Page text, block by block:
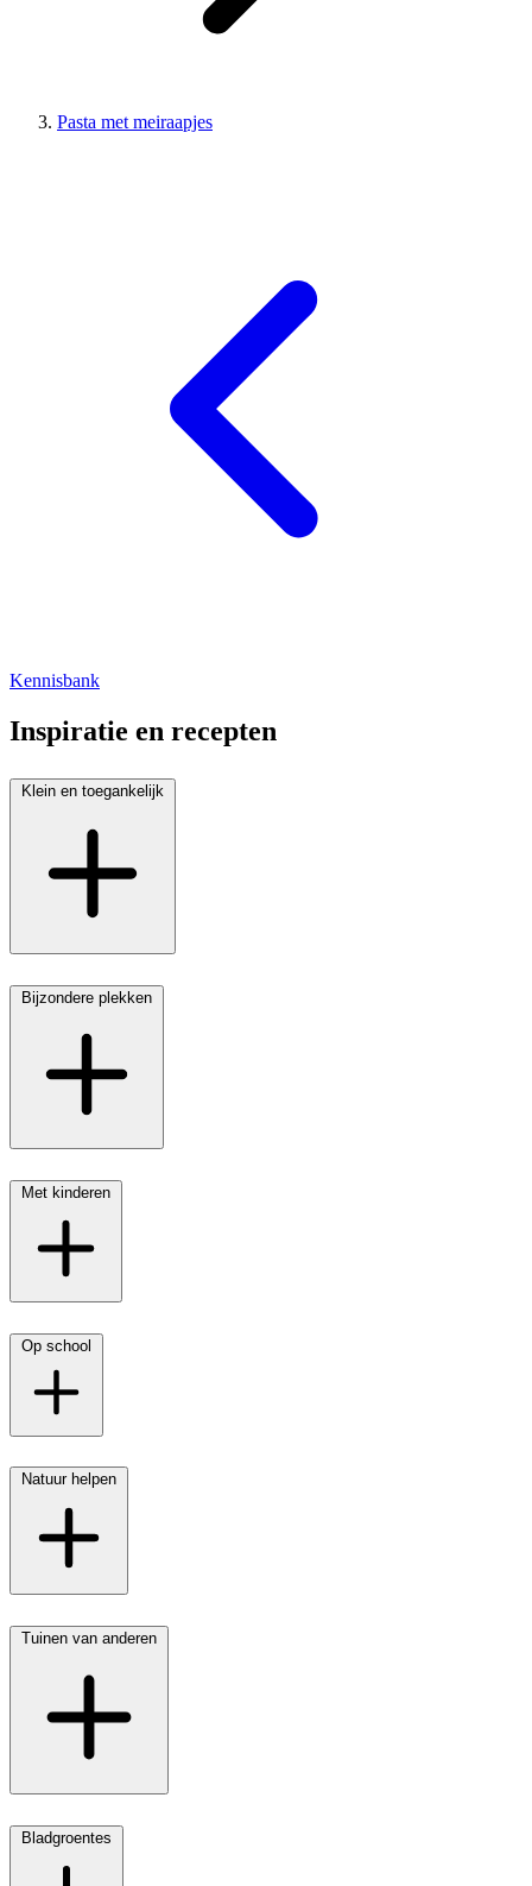
Pasta met meiraapjes
Kennisbank
Inspiratie en recepten
Klein en toegankelijk
Bijzondere plekken
Met kinderen
Op school
Natuur helpen
Tuinen van anderen
Bladgroentes